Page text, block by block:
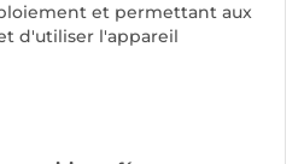
et permettant aux
d'utiliser l'appareil